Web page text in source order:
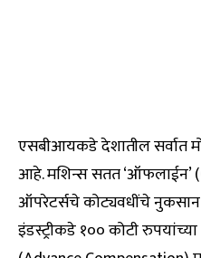
एसबीआयकडे देशातील सर्वात
आहे. मशिन्स सतत ‘ऑफलाईन’
ऑपरेटर्सचे कोट्यवधींचे नुकसान
इंडस्ट्रीकडे १०० कोटी